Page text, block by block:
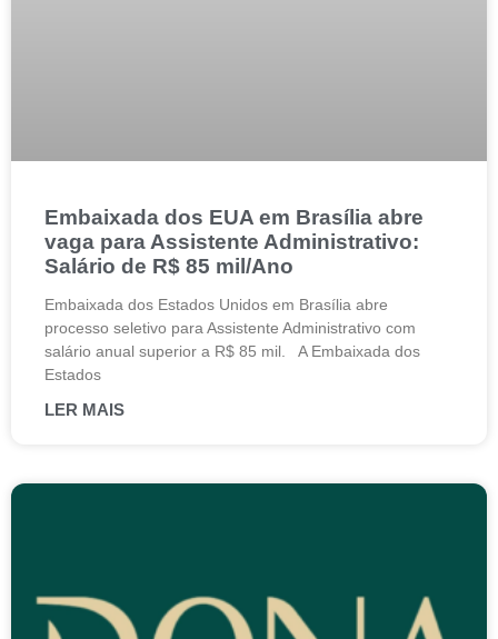
Embaixada dos EUA em Brasília abre
vaga para Assistente Administrativo:
Salário de R$ 85 mil/Ano
Embaixada dos Estados Unidos em Brasília abre
processo seletivo para Assistente Administrativo com
salário anual superior a R$ 85 mil. A Embaixada dos
Estados
LER MAIS